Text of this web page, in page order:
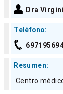
Dra
Teléfono:
Resumen:
Centro